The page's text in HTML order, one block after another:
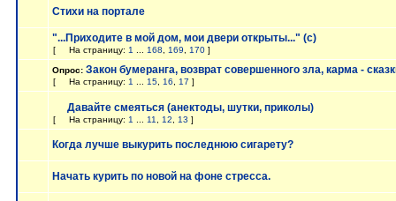
Стихи на портале
"...Приходите в мой дом, мои двери открыты..." (с)
[ На страницу: 1 168 169 170 ]
Опрос: Закон бумеранга, возврат совершенного зла, карма -
[ На страницу: 1 15 16 17 ]
Давайте смеяться (анектоды, шутки, приколы)
[ На страницу: 1 11 12 13 ]
Когда лучше выкурить последнюю сигарету?
Начать курить по новой на фоне стресса.